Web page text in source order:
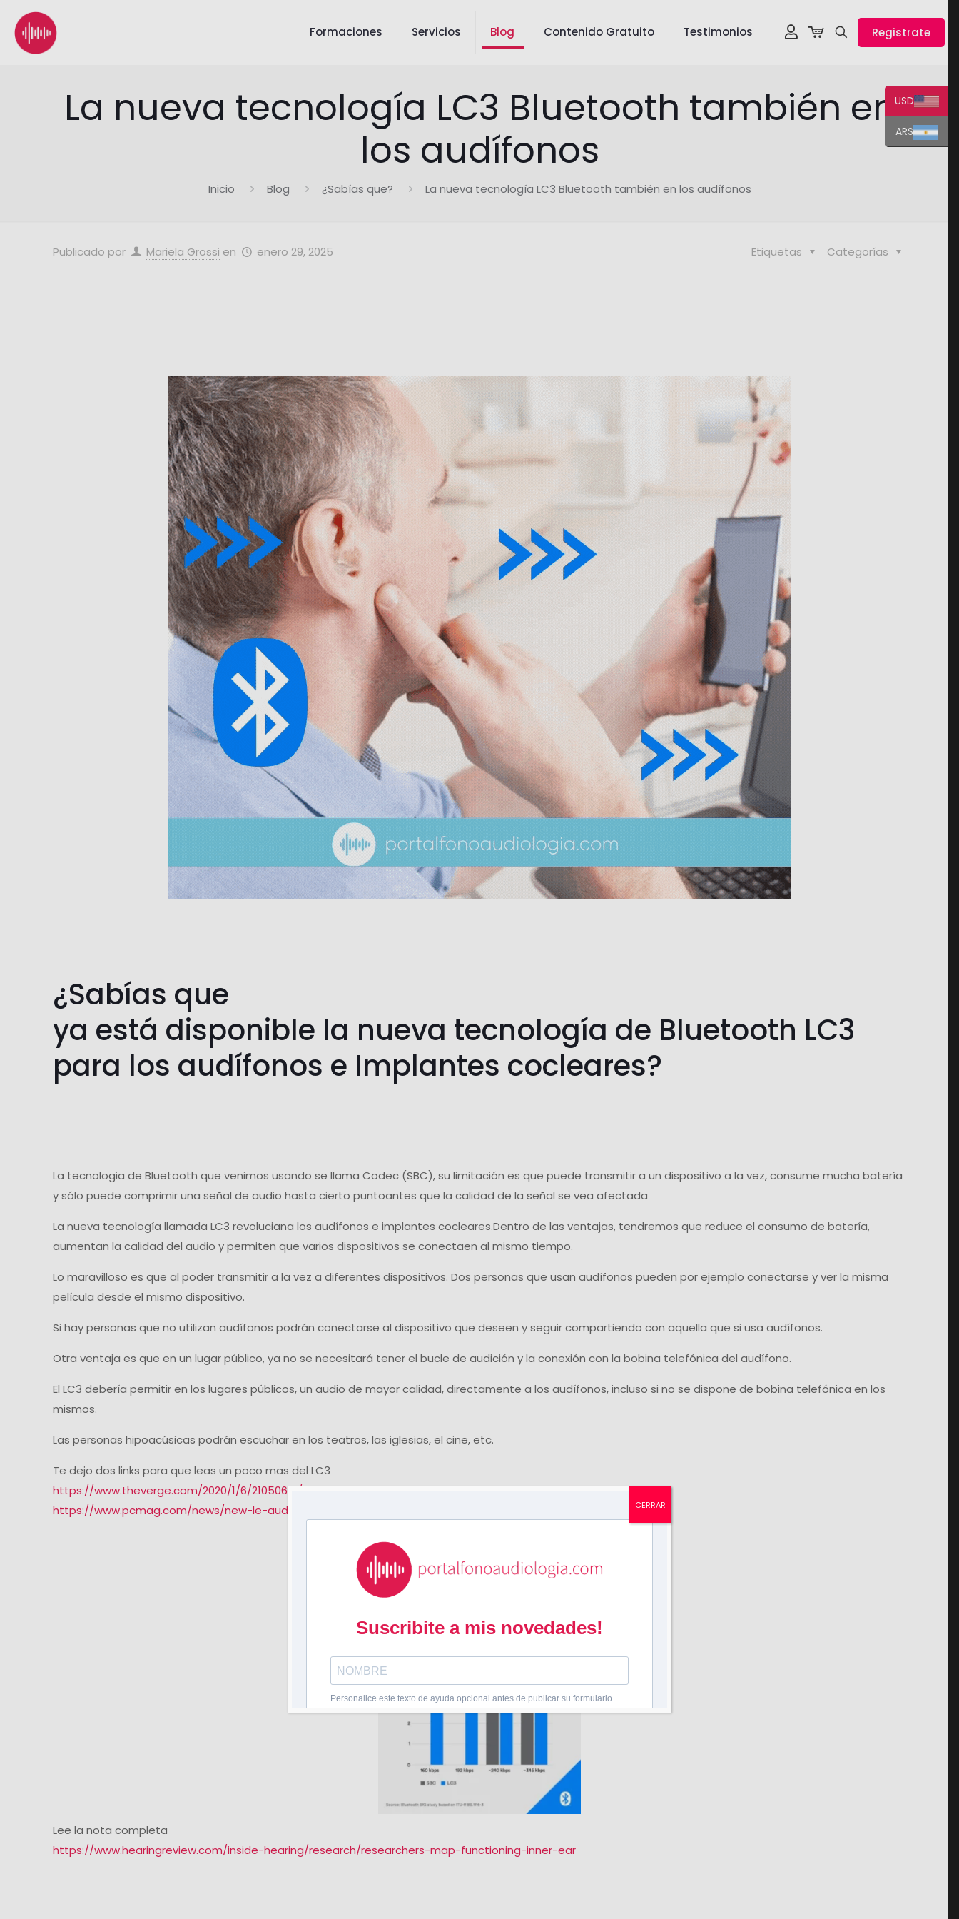
Formaciones Servicios Blog Contenido Gratuito Testimonios Registrate
La nueva tecnología LC3 Bluetooth también en
los audífonos
Inicio Blog ¿Sabías que? La nueva tecnología LC3 Bluetooth también en los audífonos
Publicado por Mariela Grossi en enero 29, 2025 Categorías
Etiquetas
¿Sabías que
ya está disponible la nueva tecnología de Bluetooth LC3
para los audífonos e Implantes cocleares?
La tecnologia de Bluetooth que venimos usando se llama Codec (SBC), su limitación es que puede transmitir a un dispositivo a la vez, consume mucha batería
y sólo puede comprimir una señal de audio hasta cierto puntoantes que la calidad de la señal se vea afectada
La nueva tecnología llamada LC3 revoluciana los audífonos e implantes cocleares.Dentro de las ventajas, tendremos que reduce el consumo de batería,
aumentan la calidad del audio y permiten que varios dispositivos se conectaen al mismo tiempo.
Lo maravilloso es que al poder transmitir a la vez a diferentes dispositivos. Dos personas que usan audífonos pueden por ejemplo conectarse y ver la misma
película desde el mismo dispositivo.
Si hay personas que no utilizan audífonos podrán conectarse al dispositivo que deseen y seguir compartiendo con aquella que si usa audífonos.
Otra ventaja es que en un lugar público, ya no se necesitará tener el bucle de audición y la conexión con la bobina telefónica del audífono.
El LC3 debería permitir en los lugares públicos, un audio de mayor calidad, directamente a los audífonos, incluso si no se dispone de bobina telefónica en los
mismos.
Las personas hipoacúsicas podrán escuchar en los teatros, las iglesias, el cine, etc.
Te dejo dos links para que leas un poco mas del LC3
https://www.theverge.com/2020/1/6/21050631/bluetooth-hearing-aids-sharing-audio-le-lc3-codec-ces-2020
https://www.pcmag.com/news/new-le-audio-standard-will-be-a-game-changer-for-hearing-aids
Lee la nota completa
https://www.hearingreview.com/inside-hearing/research/researchers-map-functioning-inner-ear
USD
ARS
CERRAR